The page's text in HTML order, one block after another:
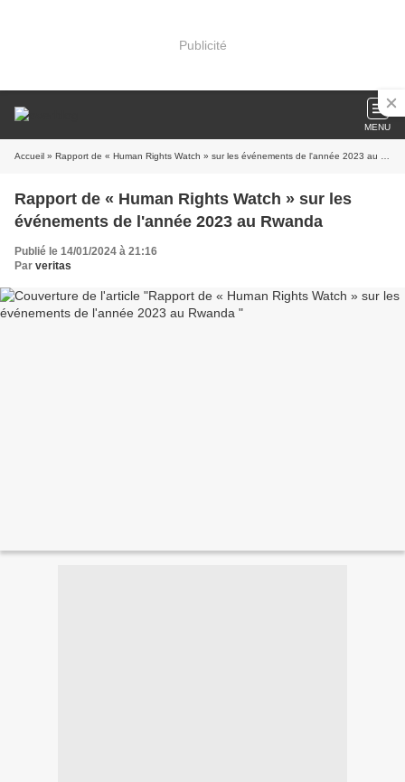
Publicité
MENU
Accueil » Rapport de « Human Rights Watch » sur les événements de l'année 2023 au Rwanda
Rapport de « Human Rights Watch » sur les
événements de l'année 2023 au Rwanda
Publié le 14/01/2024 à 21:16
Par veritas